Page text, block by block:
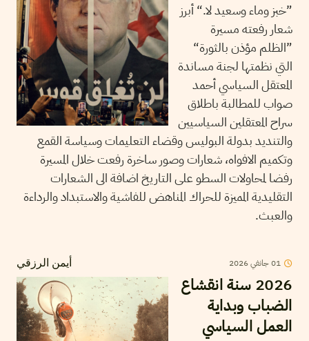
”خبز وماء وسعيد لا.“ أبرز
شعار رفعته مسيرة
”الظلم مؤذن بالثورة“
التي نظمتها لجنة مساندة
المعتقل السياسي أحمد
صواب للمطالبة باطلاق
سراح المعتقلين السياسيين
والتنديد بدولة البوليس وقضاء التعليمات وسياسة القمع
وتكميم الافواه، شعارات وصور ساخرة رفعت خلال المسيرة
رفضا لمحاولات السطو على التاريخ اضافة الى الشعارات
التقليدية المميزة للحراك المناهض للفاشية والاستبداد والرداءة
والعبث.
أيمن الرزقي 01جانفي2026
2026 سنة انقشاع
الضباب وبداية
العمل السياسي